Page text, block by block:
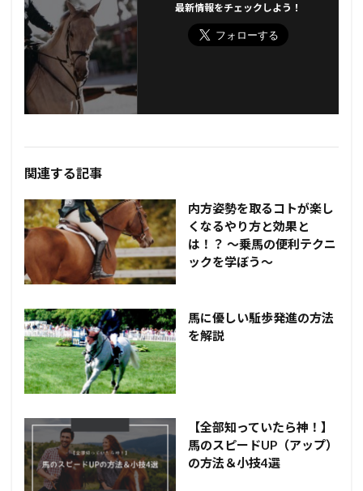
最新情報をチェックしよう！
関連する記事
内方姿勢を取るコトが楽し
くなるやり方と効果と
は！？ ～乗馬の便利テクニ
ックを学ぼう～
馬に優しい駈歩発進の方法
を解説
【全部知っていたら神！】
馬のスピードUP（アップ）
の方法＆小技4選